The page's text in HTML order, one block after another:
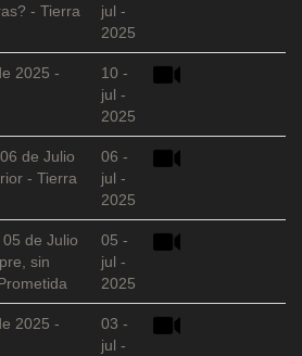
- Tierra
jul -
2025
2025 -
10 -
jul -
2025
de Julio
- Tierra
06 -
jul -
2025
de Julio
sin
05 -
jul -
2025
2025 -
03 -
jul -